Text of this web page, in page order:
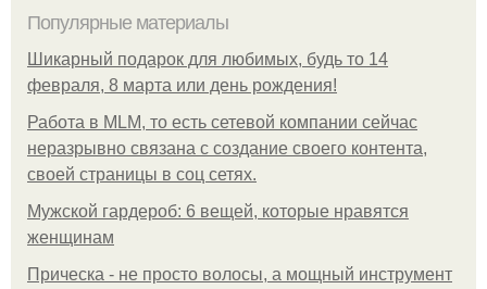
Популярные материалы
Шикарный подарок для любимых, будь то 14
февраля, 8 марта или день рождения!
Работа в MLM, то есть сетевой компании сейчас
неразрывно связана с создание своего контента,
своей страницы в соц сетях.
Мужской гардероб: 6 вещей, которые нравятся
женщинам
Прическа - не просто волосы, а мощный инструмент